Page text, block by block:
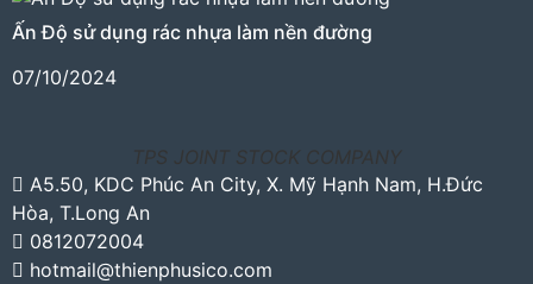
Ấn Độ sử dụng rác nhựa làm nền đường
07/10/2024
TPS JOINT STOCK COMPANY
A5.50, KDC Phúc An City, X. Mỹ Hạnh Nam, H.Đức
Hòa, T.Long An
0812072004
hotmail@thienphusico.com